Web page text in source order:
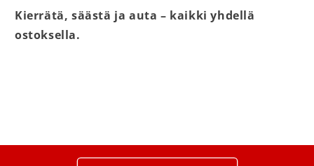
Kierrätä, säästä ja auta – kaikki yhdellä
ostoksella.